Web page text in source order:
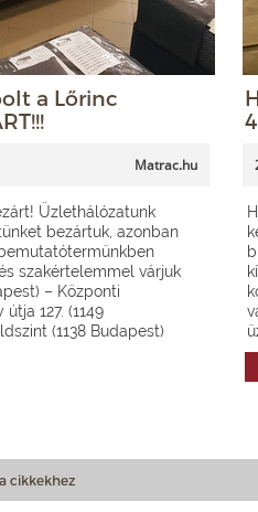
a Lőrinc
Matrac.hu
Üzlethálózatunk
bezártuk, azonban
szakértelemmel várjuk
– Központi
127. (1149
(1138 Budapest)
cikkekhez